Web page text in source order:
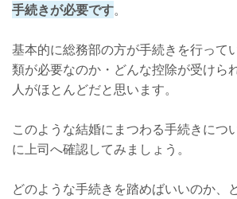
手続きが必要です。
基本的に総務部の方が手続きを行って
類が必要なのか・どんな控除が受けら
人がほとんどだと思います。
このような結婚にまつわる手続きにつ
に上司へ確認してみましょう。
どのような手続きを踏めばいいのか、